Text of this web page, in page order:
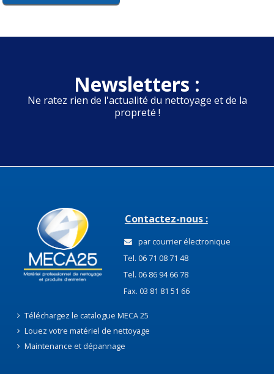
Newsletters :
Ne ratez rien de l'actualité du nettoyage et de la
propreté !
Contactez-nous :
par courrier électronique
Tel. 06 71 08 71 48
Tel. 06 86 94 66 78
Fax. 03 81 81 51 66
Téléchargez le catalogue MECA 25
Louez votre matériel de nettoyage
Maintenance et dépannage